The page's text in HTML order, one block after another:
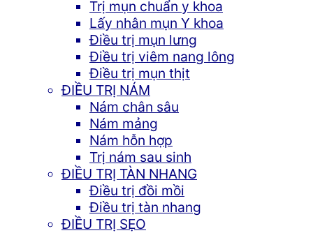
Trị mụn chuẩn y khoa
Lấy nhân mụn Y khoa
Điều trị mụn lưng
Điều trị viêm nang lông
Điều trị mụn thịt
ĐIỀU TRỊ NÁM
Nám chân sâu
Nám mảng
Nám hỗn hợp
Trị nám sau sinh
ĐIỀU TRỊ TÀN NHANG
Điều trị đồi mồi
Điều trị tàn nhang
ĐIỀU TRỊ SẸO